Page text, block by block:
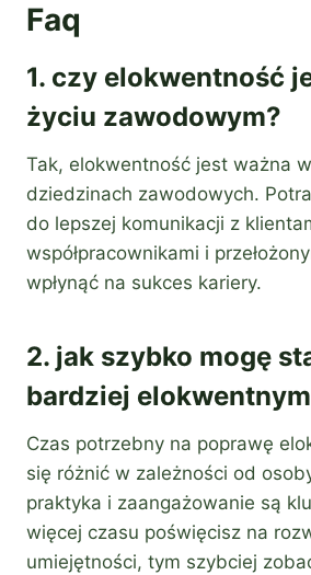
Faq
1. czy elokwentność
życiu zawodowym?
Tak, elokwentność jest ważna
dziedzinach zawodowych.
do lepszej komunikacji z
współpracownikami i
wpłynąć na sukces kariery.
2. jak szybko mogę
bardziej
Czas potrzebny na poprawę
się różnić w zależności od
praktyka i zaangażowanie są
więcej czasu poświęcisz na
umiejętności, tym szybciej